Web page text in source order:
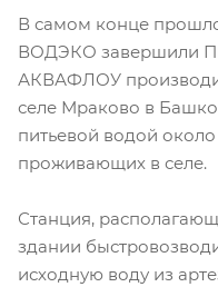
В самом конце
ВОДЭКО завершили
АКВАФЛОУ
селе Мраково в
питьевой водой около
проживающих в селе.
Станция,
здании
исходную воду из